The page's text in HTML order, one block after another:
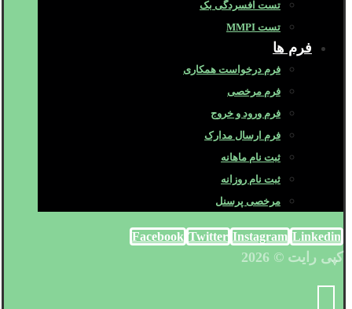
تست افسردگی بک
تست MMPI
فرم ها
فرم درخواست همکاری
فرم مرخصی
فرم ورود و خروج
فرم ارسال مدارک
ثبت نام ماهانه
ثبت نام روزانه
مرخصی پرسنل
Facebook Twitter Instagram Linkedin
کپی رایت © 2026